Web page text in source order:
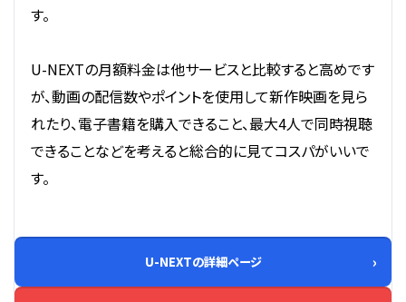
す。
U-NEXTの月額料金は他サービスと比較すると高めです
が、動画の配信数やポイントを使用して新作映画を見ら
れたり、電子書籍を購入できること、最大4人で同時視聴
できることなどを考えると総合的に見てコスパがいいで
す。
U-NEXTの詳細ページ